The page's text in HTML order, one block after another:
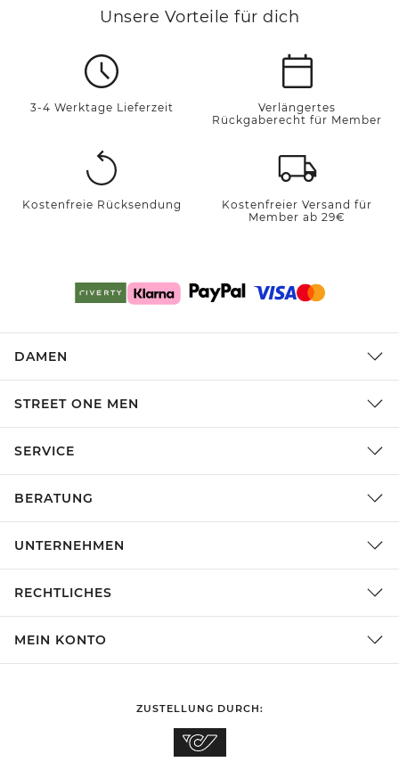
Unsere Vorteile für dich
3-4 Werktage Lieferzeit
Verlängertes
Rückgaberecht für Member
Kostenfreie Rücksendung
Kostenfreier Versand für
Member ab 29€
DAMEN
STREET ONE MEN
SERVICE
BERATUNG
UNTERNEHMEN
RECHTLICHES
MEIN KONTO
ZUSTELLUNG DURCH: